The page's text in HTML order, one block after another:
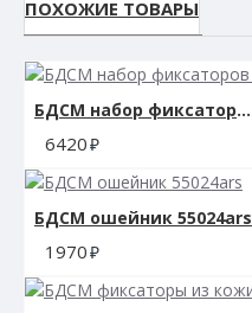
ПОХОЖИЕ ТОВАРЫ
БДСМ набор фиксаторов с мехом 53011ars
6420
БДСМ ошейник 55024ars
1970